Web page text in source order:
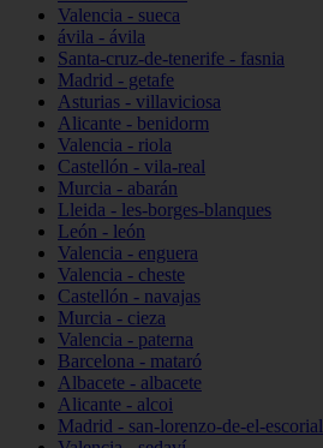
Valencia - sueca
ávila - ávila
Santa-cruz-de-tenerife - fasnia
Madrid - getafe
Asturias - villaviciosa
Alicante - benidorm
Valencia - riola
Castellón - vila-real
Murcia - abarán
Lleida - les-borges-blanques
León - león
Valencia - enguera
Valencia - cheste
Castellón - navajas
Murcia - cieza
Valencia - paterna
Barcelona - mataró
Albacete - albacete
Alicante - alcoi
Madrid - san-lorenzo-de-el-escorial